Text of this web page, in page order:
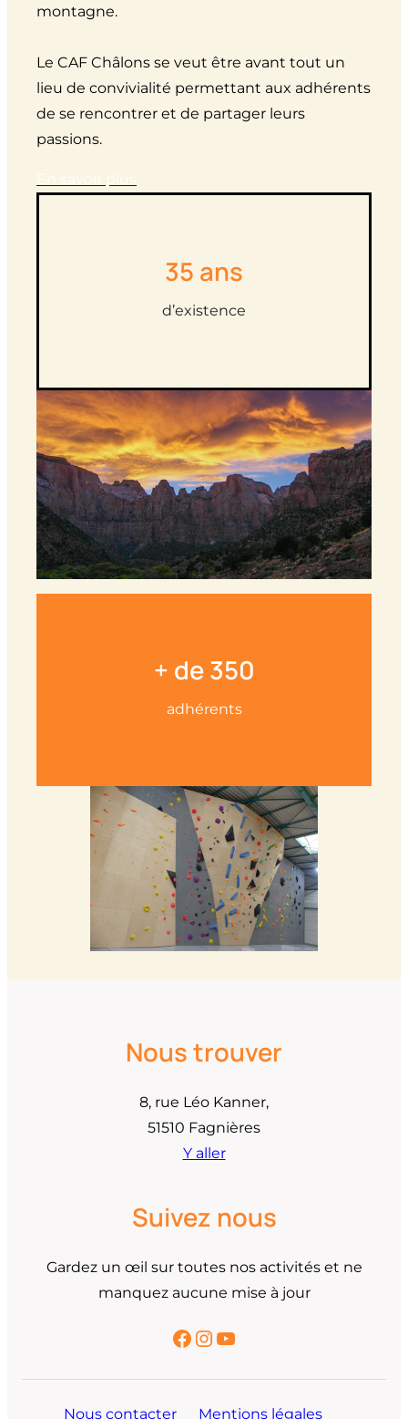
montagne.
Le CAF Châlons se veut être avant tout un
lieu de convivialité permettant aux adhérents
de se rencontrer et de partager leurs
passions.
En savoir plus
35 ans
d’existence
+ de 350
adhérents
Nous trouver
8, rue Léo Kanner,
51510 Fagnières
Y aller
Suivez nous
Gardez un œil sur toutes nos activités et ne
manquez aucune mise à jour
Facebook InstagramYouTube
Nous contacter Mentions légales